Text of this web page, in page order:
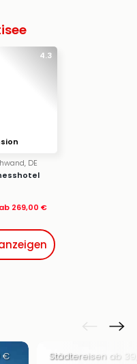
4.3
DE
ab 269,00 €
€ Städtereisen ab